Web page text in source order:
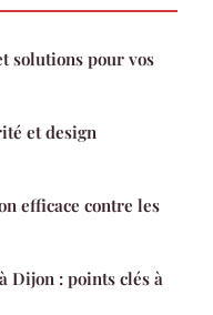
solutions pour vos
et design
efficace contre les
: points clés à